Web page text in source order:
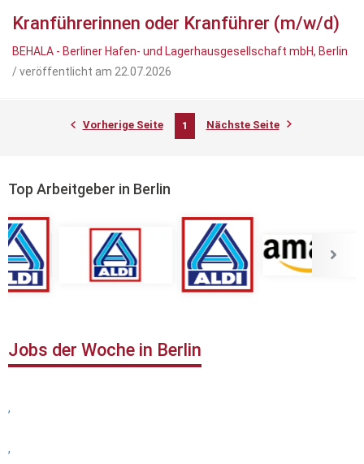
Kranführerinnen oder Kranführer (m/w/d)
BEHALA - Berliner Hafen- und Lagerhausgesellschaft mbH, Berlin
/ veröffentlicht am 22.07.2026
Vorherige Seite 1 Nächste Seite
Top Arbeitgeber in Berlin
Jobs der Woche in Berlin
,
,